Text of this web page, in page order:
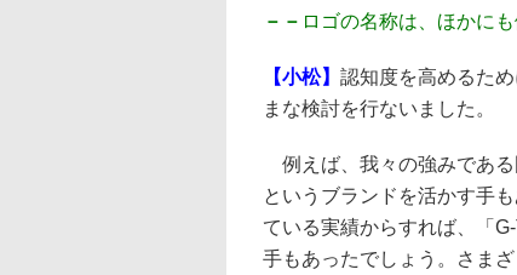
－－ ロゴの名称は、ほかに
【小松】 認知度を高めるた
まな検討を行ないました。
例えば、我々の強みである
というブランドを活かす手
ている実績からすれば、「
手もあったでしょう。さま